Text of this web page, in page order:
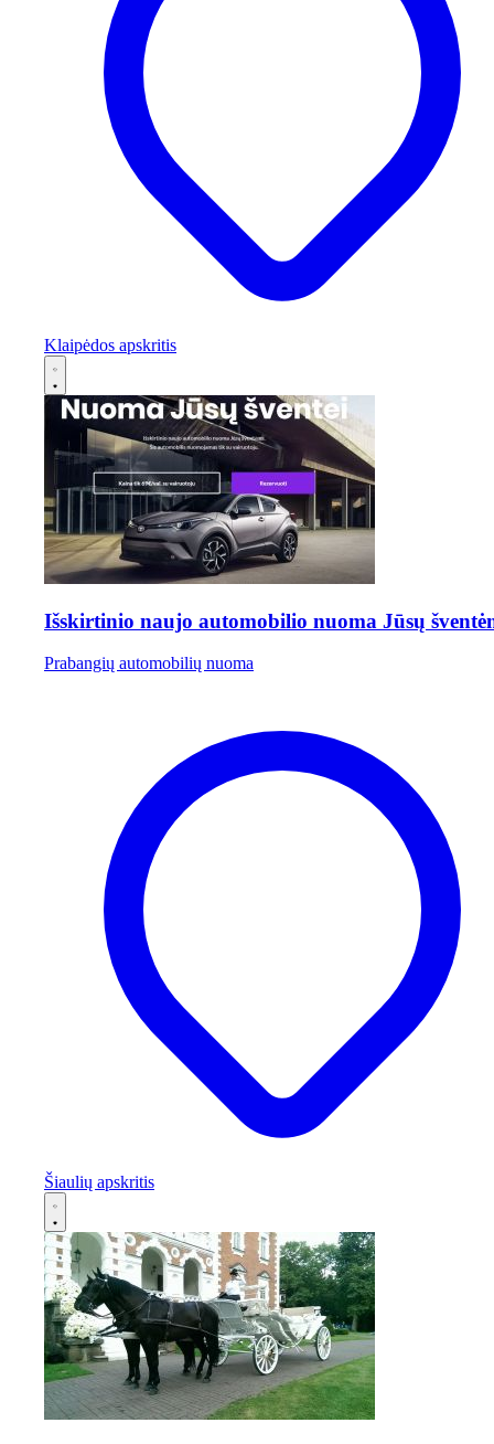
Klaipėdos apskritis
Išskirtinio naujo automobilio nuoma Jūsų
Prabangių automobilių nuoma
Šiaulių apskritis